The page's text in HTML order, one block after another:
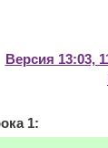
Версия 13:03,
1: